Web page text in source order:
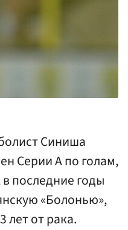
Синиша
Серии А по голам,
последние годы
«Болонью»,
лет от рака.